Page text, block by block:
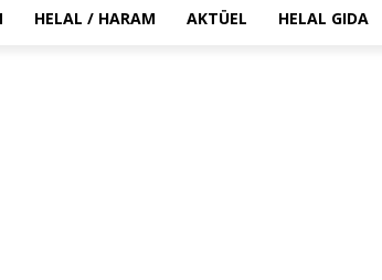
HELAL / HARAM AKTÜEL HELAL GIDA